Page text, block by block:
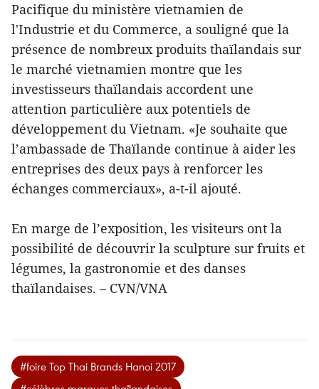
Pacifique du ministère vietnamien de
l'Industrie et du Commerce, a souligné que la
présence de nombreux produits thaïlandais sur
le marché vietnamien montre que les
investisseurs thaïlandais accordent une
attention particulière aux potentiels de
développement du Vietnam. «Je souhaite que
l’ambassade de Thaïlande continue à aider les
entreprises des deux pays à renforcer les
échanges commerciaux», a-t-il ajouté.
En marge de l’exposition, les visiteurs ont la
possibilité de découvrir la sculpture sur fruits et
légumes, la gastronomie et des danses
thaïlandaises. – CVN/VNA
#foire Top Thai Brands Hanoi 2017